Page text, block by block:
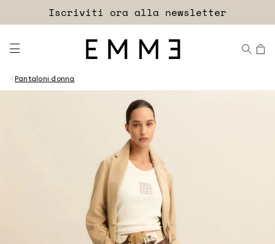
EXTRA SCONTO
Iscriviti ora alla newsletter
Pantaloni donna